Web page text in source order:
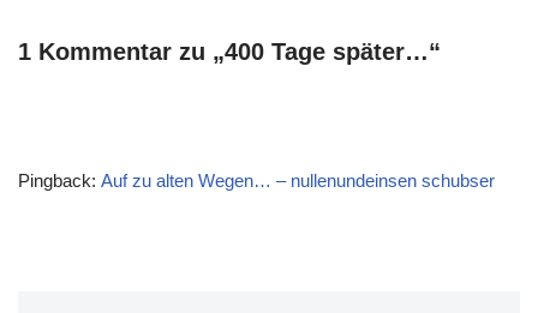
1 Kommentar zu „400 Tage später…“
Pingback: Auf zu alten Wegen… – nullenundeinsen schubser